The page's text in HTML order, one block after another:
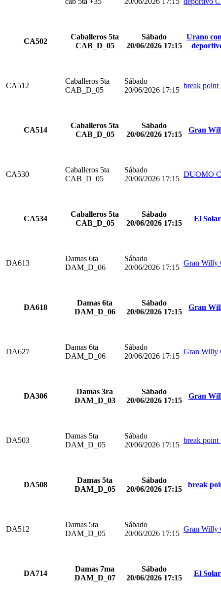
CA502
Caballeros 5ta
CAB_D_05
Sábado
20/06/2026 17:15
Urano
CA512
Caballeros 5ta
CAB_D_05
Sábado
20/06/2026 17:15
break point
CA514
Caballeros 5ta
CAB_D_05
Sábado
20/06/2026 17:15
Gran
CA530
Caballeros 5ta
CAB_D_05
Sábado
20/06/2026 17:15
DUOMO
CA534
Caballeros 5ta
CAB_D_05
Sábado
20/06/2026 17:15
El
DA613
Damas 6ta
DAM_D_06
Sábado
20/06/2026 17:15
Gran Willy
DA618
Damas 6ta
DAM_D_06
Sábado
20/06/2026 17:15
Gran
DA627
Damas 6ta
DAM_D_06
Sábado
20/06/2026 17:15
Gran Willy
DA306
Damas 3ra
DAM_D_03
Sábado
20/06/2026 17:15
Gran
DA503
Damas 5ta
DAM_D_05
Sábado
20/06/2026 17:15
break point
DA508
Damas 5ta
DAM_D_05
Sábado
20/06/2026 17:15
break
DA512
Damas 5ta
DAM_D_05
Sábado
20/06/2026 17:15
Gran Willy
DA714
Damas 7ma
DAM_D_07
Sábado
20/06/2026 17:15
El